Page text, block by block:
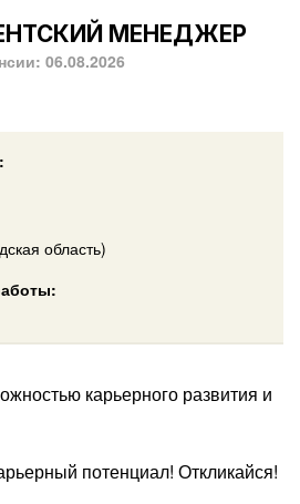
МЕНЕДЖЕР
06.08.2026
область)
карьерного развития и
потенциал! Откликайся!